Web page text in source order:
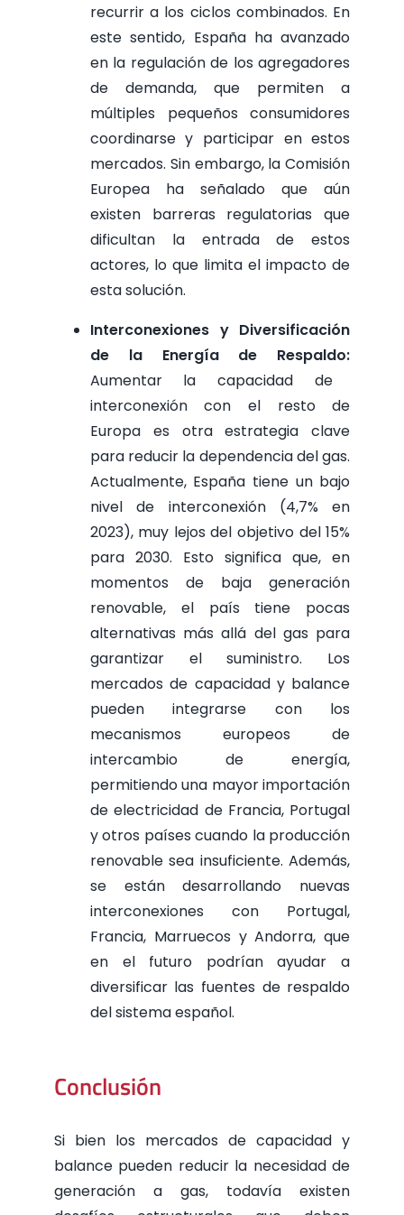
recurrir a los ciclos combinados. En
este sentido, España ha avanzado
en la regulación de los agregadores
de demanda, que permiten a
múltiples pequeños consumidores
coordinarse y participar en estos
mercados. Sin embargo, la Comisión
Europea ha señalado que aún
existen barreras regulatorias que
dificultan la entrada de estos
actores, lo que limita el impacto de
esta solución.
Interconexiones y Diversificación
de la Energía de Respaldo:
Aumentar la capacidad de
interconexión con el resto de
Europa es otra estrategia clave
para reducir la dependencia del gas.
Actualmente, España tiene un bajo
nivel de interconexión (4,7% en
2023), muy lejos del objetivo del 15%
para 2030. Esto significa que, en
momentos de baja generación
renovable, el país tiene pocas
alternativas más allá del gas para
garantizar el suministro. Los
mercados de capacidad y balance
pueden integrarse con los
mecanismos europeos de
intercambio de energía,
permitiendo una mayor importación
de electricidad de Francia, Portugal
y otros países cuando la producción
renovable sea insuficiente. Además,
se están desarrollando nuevas
interconexiones con Portugal,
Francia, Marruecos y Andorra, que
en el futuro podrían ayudar a
diversificar las fuentes de respaldo
del sistema español.
Conclusión
Si bien los mercados de capacidad y
balance pueden reducir la necesidad de
generación a gas, todavía existen